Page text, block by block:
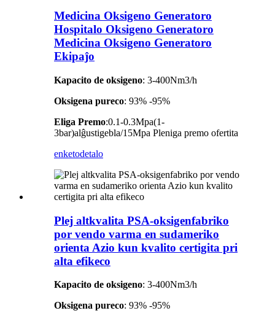
Medicina Oksigeno Generatoro
Hospitalo Oksigeno Generatoro
Medicina Oksigeno Generatoro
Ekipaĵo
Kapacito de oksigeno: 3-400Nm3/h
Oksigena pureco: 93% -95%
Eliga Premo:0.1-0.3Mpa(1-
3bar)alĝustigebla/15Mpa Pleniga premo ofertita
enketodetalo
Plej altkvalita PSA-oksigenfabriko
por vendo varma en sudameriko
orienta Azio kun kvalito certigita pri
alta efikeco
Kapacito de oksigeno: 3-400Nm3/h
Oksigena pureco: 93% -95%